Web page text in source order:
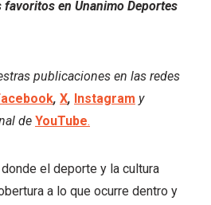
en Unanimo Deportes
publicaciones en las redes
, X, Instagram y
de YouTube.
el deporte y la cultura
a lo que ocurre dentro y